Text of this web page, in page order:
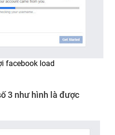
facebook load
3 như hình là được